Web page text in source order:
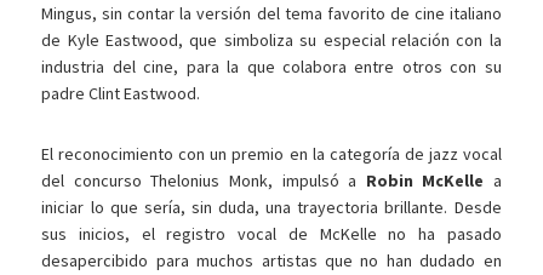
Mingus, sin contar la versión del tema favorito de cine italiano
de Kyle Eastwood, que simboliza su especial relación con la
industria del cine, para la que colabora entre otros con su
padre Clint Eastwood.
El reconocimiento con un premio en la categoría de jazz vocal
del concurso Thelonius Monk, impulsó a Robin McKelle a
iniciar lo que sería, sin duda, una trayectoria brillante. Desde
sus inicios, el registro vocal de McKelle no ha pasado
desapercibido para muchos artistas que no han dudado en